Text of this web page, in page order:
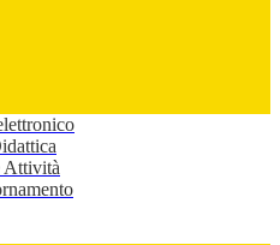
Attività